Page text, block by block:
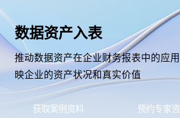
数据资产入表
推动数据资产在企业财务报表中的
映企业的资产状况和真实价值
获取案例资料 预约专家